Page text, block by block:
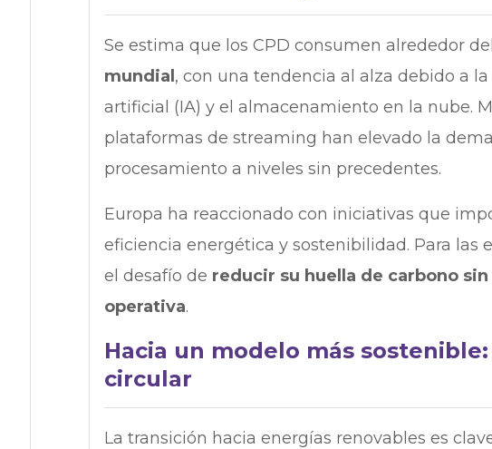
Se estima que los CPD consumen alrededor del
mundial, con una tendencia al alza debido a
artificial (IA) y el almacenamiento en la nube.
plataformas de streaming han elevado la
procesamiento a niveles sin precedentes.
Europa ha reaccionado con iniciativas que
eficiencia energética y sostenibilidad. Para las
el desafío de reducir su huella de carbono
operativa.
Hacia un modelo más
circular
La transición hacia energías renovables es